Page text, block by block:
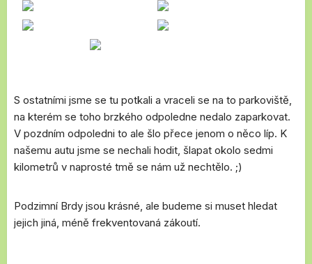
S ostatními jsme se tu potkali a vraceli se na to parkoviště,
na kterém se toho brzkého odpoledne nedalo zaparkovat.
V pozdním odpoledni to ale šlo přece jenom o něco líp. K
našemu autu jsme se nechali hodit, šlapat okolo sedmi
kilometrů v naprosté tmě se nám už nechtělo. ;)
Podzimní Brdy jsou krásné, ale budeme si muset hledat
jejich jiná, méně frekventovaná zákoutí.